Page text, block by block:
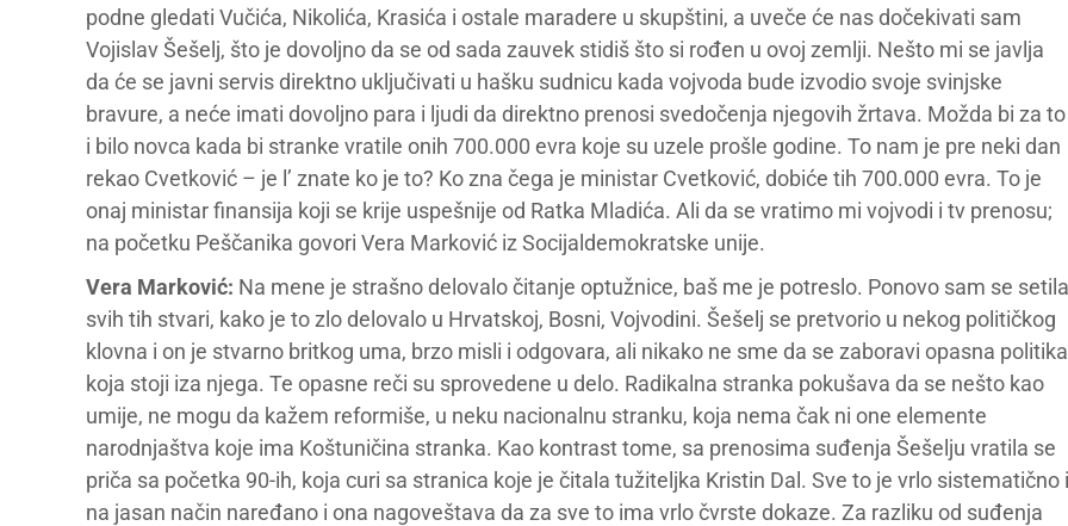
podne gledati Vučića, Nikolića, Krasića i ostale maradere u skupštini, a uveče će nas dočekivati sam
Vojislav Šešelj, što je dovoljno da se od sada zauvek stidiš što si rođen u ovoj zemlji. Nešto mi se javlja
da će se javni servis direktno uključivati u hašku sudnicu kada vojvoda bude izvodio svoje svinjske
bravure, a neće imati dovoljno para i ljudi da direktno prenosi svedočenja njegovih žrtava. Možda bi za to
i bilo novca kada bi stranke vratile onih 700.000 evra koje su uzele prošle godine. To nam je pre neki dan
rekao Cvetković – je l’ znate ko je to? Ko zna čega je ministar Cvetković, dobiće tih 700.000 evra. To je
onaj ministar finansija koji se krije uspešnije od Ratka Mladića. Ali da se vratimo mi vojvodi i tv prenosu;
na početku Peščanika govori Vera Marković iz Socijaldemokratske unije.
Vera Marković: Na mene je strašno delovalo čitanje optužnice, baš me je potreslo. Ponovo sam se setila
svih tih stvari, kako je to zlo delovalo u Hrvatskoj, Bosni, Vojvodini. Šešelj se pretvorio u nekog političkog
klovna i on je stvarno britkog uma, brzo misli i odgovara, ali nikako ne sme da se zaboravi opasna politika
koja stoji iza njega. Te opasne reči su sprovedene u delo. Radikalna stranka pokušava da se nešto kao
umije, ne mogu da kažem reformiše, u neku nacionalnu stranku, koja nema čak ni one elemente
narodnjaštva koje ima Koštuničina stranka. Kao kontrast tome, sa prenosima suđenja Šešelju vratila se
priča sa početka 90-ih, koja curi sa stranica koje je čitala tužiteljka Kristin Dal. Sve to je vrlo sistematično i
na jasan način naređano i ona nagoveštava da za sve to ima vrlo čvrste dokaze. Za razliku od suđenja